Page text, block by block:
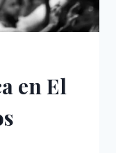
en El